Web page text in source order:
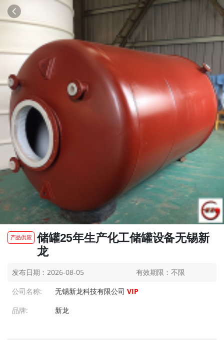
产品供应
储罐25年生产化工储罐设备无锡新
龙
发布日期：2026-08-05
有效期限：不限
公司名称:
无锡新龙科技有限公司VIP
品牌: 新龙
存罐-无锡储罐-新龙储罐
工储罐、液体储罐
布日期：2026-08-05
罐专业生产30年厂家无锡新龙
化工储罐、液体储罐
发布日期：2026-08-05